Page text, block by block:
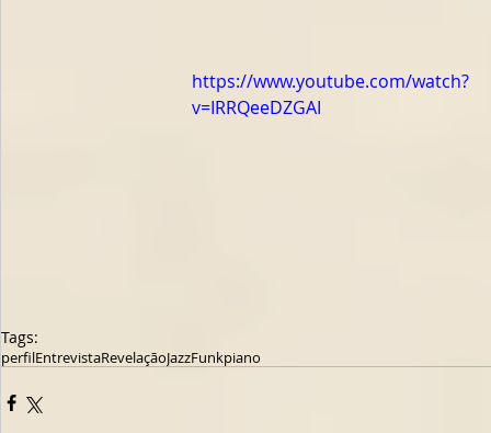
https://www.youtube.com/watch?
v=IRRQeeDZGAI
Tags:
perfilEntrevistaRevelaçãoJazzFunkpiano